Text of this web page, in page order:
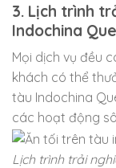
3. Lịch trình
Indochina
Mọi dịch vụ đều
khách có thể
tàu Indochina
các hoạt động
Lịch trình trải